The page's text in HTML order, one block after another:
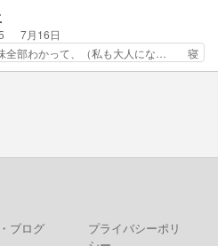
大差なかったら… うーん…キャラが
くるが紹介が… お話が平坦なのよ
う内輪だけで…
山田/田山）のアンニュ… こんどは
わる。永遠に気づかん… 昨日は寝落
たので都合の良い女… 新卒で泣かせ
煙草の匂いにがっ… 2人(1人)と近づ
7月16日
全部わかって、（私も大人にな… 寝
なヤバかったんか。じゃ、寝… 生活
ブログ
プライバシーポリ